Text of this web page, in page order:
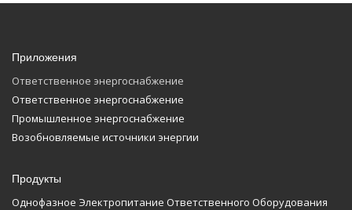
Приложения
Ответственное энергоснабжение
Ответственное энергоснабжение
Промышленное энергоснабжение
Возобновляемые источники энергии
Продукты
Однофазное Электропитание Ответственного Оборудования